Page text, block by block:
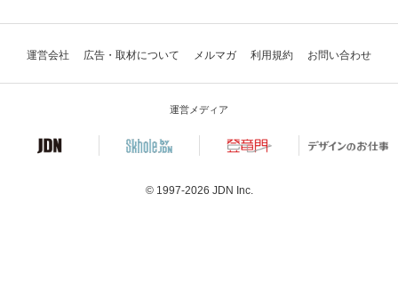
運営会社 広告・取材について メルマガ 利用規約 お問い合わせ
運営メディア
© 1997-2026 JDN Inc.